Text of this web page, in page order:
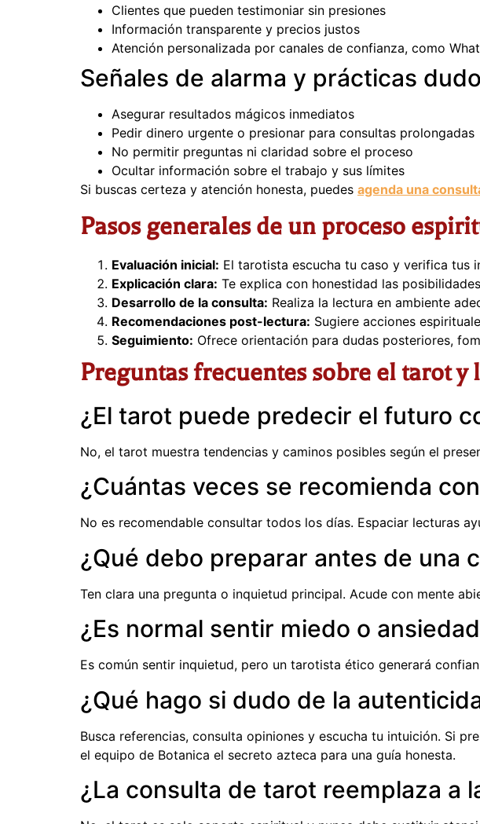
Clientes que pueden testimoniar sin presiones
Información transparente y precios justos
Atención personalizada por canales de confianza, como
Señales de alarma y prácticas
Asegurar resultados mágicos inmediatos
Pedir dinero urgente o presionar para consultas prolongadas
No permitir preguntas ni claridad sobre el proceso
Ocultar información sobre el trabajo y sus límites
Si buscas certeza y atención honesta, puedes agenda una
Pasos generales de un proceso
Evaluación inicial: El tarotista escucha tu caso y verifica tus
Explicación clara: Te explica con honestidad las
Desarrollo de la consulta: Realiza la lectura en ambiente
Recomendaciones post-lectura: Sugiere acciones
Seguimiento: Ofrece orientación para dudas posteriores,
Preguntas frecuentes sobre el tarot y
¿El tarot puede predecir el futuro
No, el tarot muestra tendencias y caminos posibles según el
¿Cuántas veces se recomienda
No es recomendable consultar todos los días. Espaciar lecturas
¿Qué debo preparar antes de una
Ten clara una pregunta o inquietud principal. Acude con mente
¿Es normal sentir miedo o
Es común sentir inquietud, pero un tarotista ético generará
¿Qué hago si dudo de la
Busca referencias, consulta opiniones y escucha tu intuición. Si
el equipo de Botanica el secreto azteca para una guía honesta.
¿La consulta de tarot reemplaza a